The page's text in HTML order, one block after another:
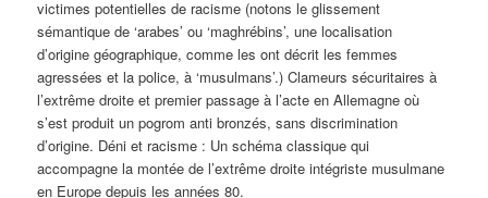
victimes potentielles de racisme (notons le glissement
sémantique de ‘arabes’ ou ‘maghrébins’, une localisation
d’origine géographique, comme les ont décrit les femmes
agressées et la police, à ‘musulmans’.) Clameurs sécuritaires à
l’extrême droite et premier passage à l’acte en Allemagne où
s’est produit un pogrom anti bronzés, sans discrimination
d’origine. Déni et racisme : Un schéma classique qui
accompagne la montée de l’extrême droite intégriste musulmane
en Europe depuis les années 80.